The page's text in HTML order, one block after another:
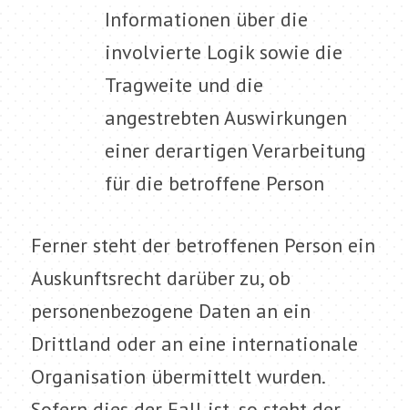
Informationen über die
involvierte Logik sowie die
Tragweite und die
angestrebten Auswirkungen
einer derartigen Verarbeitung
für die betroffene Person
Ferner steht der betroffenen Person ein
Auskunftsrecht darüber zu, ob
personenbezogene Daten an ein
Drittland oder an eine internationale
Organisation übermittelt wurden.